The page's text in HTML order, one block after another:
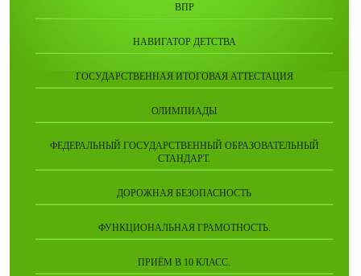
ВПР
НАВИГАТОР ДЕТСТВА
ГОСУДАРСТВЕННАЯ ИТОГОВАЯ АТТЕСТАЦИЯ
ОЛИМПИАДЫ
ФЕДЕРАЛЬНЫЙ ГОСУДАРСТВЕННЫЙ ОБРАЗОВАТЕЛЬНЫЙ
СТАНДАРТ.
ДОРОЖНАЯ БЕЗОПАСНОСТЬ
ФУНКЦИОНАЛЬНАЯ ГРАМОТНОСТЬ.
ПРИЁМ В 10 КЛАСС.